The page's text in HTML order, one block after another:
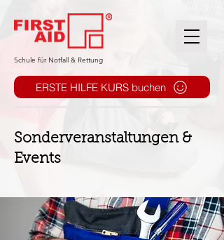
​Schule für Notfall & Rettung
ERSTE HILFE KURS buchen
Sonderveranstaltungen &
Events